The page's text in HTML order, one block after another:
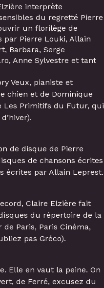
interprète
du regretté Pierre
un florilège de
par Pierre Louki, Allain
Barbara, Serge
Anne Sylvestre et tant
Veux, pianiste et
chien et de Dominique
Les Primitifs du Futur, qui
de disque de Pierre
de chansons écrites
écrites par Allain Leprest.
Claire Elzière fait
du répertoire de la
Paris, Paris Cinéma,
pas Gréco).
Elle en vaut la peine. On
de Ferré, excusez du